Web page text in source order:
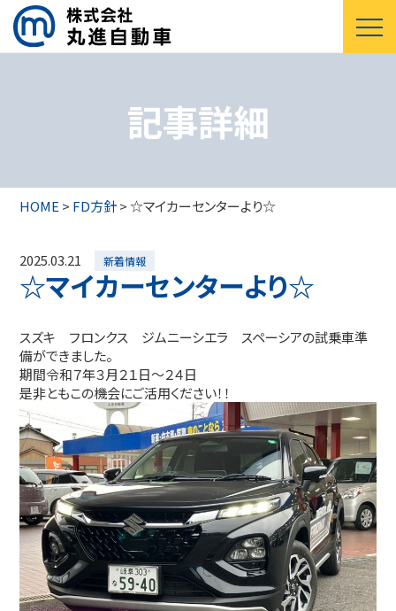
記事詳細
HOME> FD方針>☆マイカーセンターより☆
2025.03.21 新着情報
☆マイカーセンターより☆
スズキ フロンクス ジムニーシエラ スペーシアの試乗車準
備ができました。
期間令和７年３月２１日～２４日
是非ともこの機会にご活用ください！！